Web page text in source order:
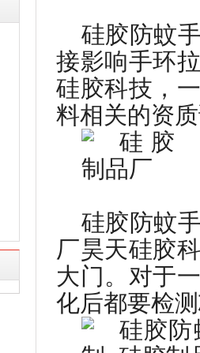
硅胶防蚊
接影响手环
硅胶科技，
料相关的资
硅胶防蚊
厂昊天硅胶
大门。对于
化后都要检